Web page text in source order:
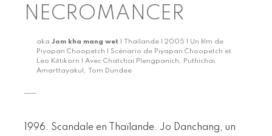
NECROMANCER
aka Jom kha mang wet | Thaïlande | 2005 | Un film de
Piyapan Choopetch | Scénario de Piyapan Choopetch et
Leo Kittikorn | Avec Chatchai Plengpanich, Puthichai
Amarttayakul, Tom Dundee
1996. Scandale en Thaïlande. Jo Danchang, un